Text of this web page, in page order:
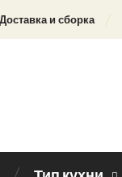
Доставка и сборка